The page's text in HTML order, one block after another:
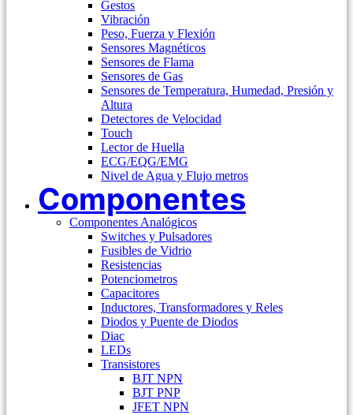
Gestos
Vibración
Peso, Fuerza y Flexión
Sensores Magnéticos
Sensores de Flama
Sensores de Gas
Sensores de Temperatura, Humedad, Presión y
Altura
Detectores de Velocidad
Touch
Lector de Huella
ECG/EQG/EMG
Nivel de Agua y Flujo metros
Componentes
Componentes Analógicos
Switches y Pulsadores
Fusibles de Vidrio
Resistencias
Potenciometros
Capacitores
Inductores, Transformadores y Reles
Diodos y Puente de Diodos
Diac
LEDs
Transistores
BJT NPN
BJT PNP
JFET NPN